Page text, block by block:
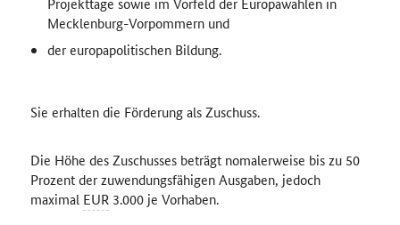
Mecklenburg-Vorpommern und
der europapolitischen Bildung.
Sie erhalten die Förderung als Zuschuss.
Die Höhe des Zuschusses beträgt nomalerweise bis zu 50
Prozent der zuwendungsfähigen Ausgaben, jedoch
maximal EUR3.000 je Vorhaben.